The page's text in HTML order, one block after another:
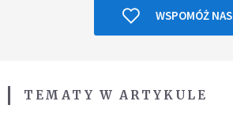
WSPOMÓŻ NAS
TEMATY W ARTYKULE